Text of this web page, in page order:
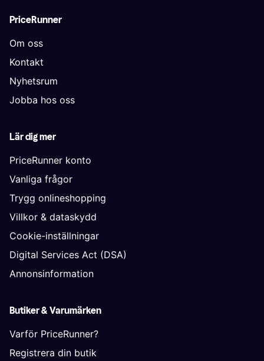
PriceRunner
Om oss
Kontakt
Nyhetsrum
Jobba hos oss
Lär dig mer
PriceRunner konto
Vanliga frågor
Trygg onlineshopping
Villkor & dataskydd
Cookie-inställningar
Digital Services Act (DSA)
Annonsinformation
Butiker & Varumärken
Varför PriceRunner?
Registrera din butik